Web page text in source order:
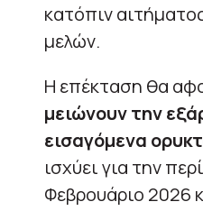
κατόπιν
μελών.
Η επέκταση θα
μειώνουν την
εισαγόμενα
ισχύει για την
Φεβρουάριο 2026